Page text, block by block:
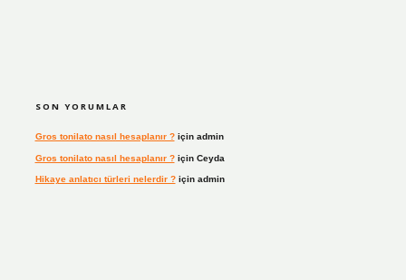
SON YORUMLAR
Gros tonilato nasıl hesaplanır ?için admin
Gros tonilato nasıl hesaplanır ?için Ceyda
Hikaye anlatıcı türleri nelerdir ?için admin